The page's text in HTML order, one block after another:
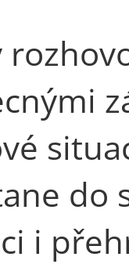
do
i